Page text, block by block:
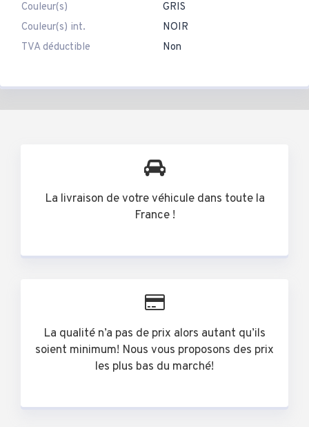
Couleur(s)
GRIS
Couleur(s) int.
NOIR
TVA déductible
Non
La livraison de votre véhicule dans toute la
France !
La qualité n’a pas de prix alors autant qu’ils
soient minimum! Nous vous proposons des prix
les plus bas du marché!